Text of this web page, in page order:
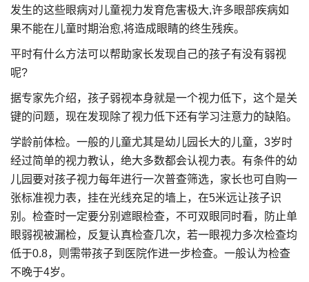
发生的这些眼病对儿童视力发育危害极大,许多眼部疾病如
果不能在儿童时期治愈,将造成眼睛的终生残疾。
平时有什么方法可以帮助家长发现自己的孩子有没有弱视
呢?
据专家先介绍，孩子弱视本身就是一个视力低下，这个是关
键的问题，现在发现除了视力低下还有学习注意力的缺陷。
学龄前体检。一般的儿童尤其是幼儿园长大的儿童，3岁时
经过简单的视力教认，绝大多数都会认视力表。有条件的幼
儿园要对孩子视力每年进行一次普查筛选，家长也可自购一
张标准视力表，挂在光线充足的墙上，在5米远让孩子识
别。检查时一定要分别遮眼检查，不可双眼同时看，防止单
眼弱视被漏检，反复认真检查几次，若一眼视力多次检查均
低于0.8，则需带孩子到医院作进一步检查。一般认为检查
不晚于4岁。